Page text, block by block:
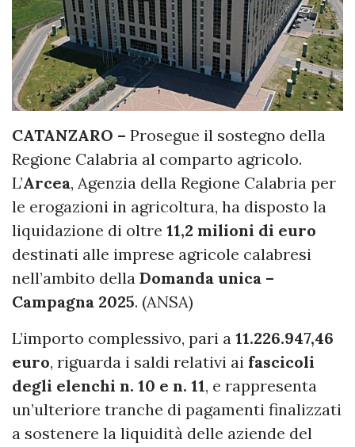
CATANZARO – Prosegue il sostegno della
Regione Calabria al comparto agricolo.
L’Arcea, Agenzia della Regione Calabria per
le erogazioni in agricoltura, ha disposto la
liquidazione di oltre 11,2 milioni di euro
destinati alle imprese agricole calabresi
nell’ambito della Domanda unica –
Campagna 2025. (ANSA)
L’importo complessivo, pari a 11.226.947,46
euro, riguarda i saldi relativi ai fascicoli
degli elenchi n. 10 e n. 11, e rappresenta
un’ulteriore tranche di pagamenti finalizzati
a sostenere la liquidità delle aziende del